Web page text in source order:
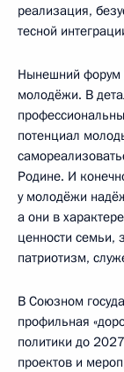
реализация,
тесной
Нынешний форум
молодёжи. В
потенциал
Родине. И
у молодёжи
а они в
ценности семьи,
патриотизм,
В Союзном
профильная
политики до
проектов и